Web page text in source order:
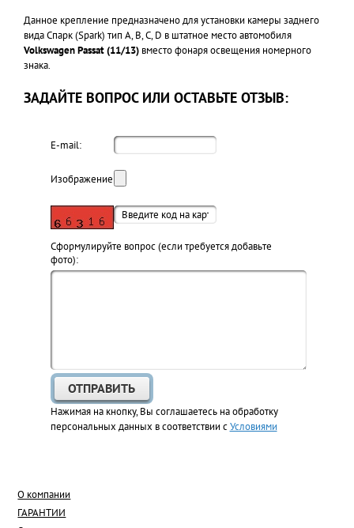
Данное крепление предназначено для установки камеры заднего
вида Спарк (Spark) тип A, В, С, D в штатное место автомобиля
Volkswagen Passat (11/13) вместо фонаря освещения номерного
знака.
ЗАДАЙТЕ ВОПРОС ИЛИ ОСТАВЬТЕ ОТЗЫВ:
E-mail:
Изображение:
Cформулируйте вопрос (если требуется добавьте
фото):
Нажимая на кнопку, Вы соглашаетесь на обработку
персональных данных в соответствии сУсловиями
О компании
ГАРАНТИИ